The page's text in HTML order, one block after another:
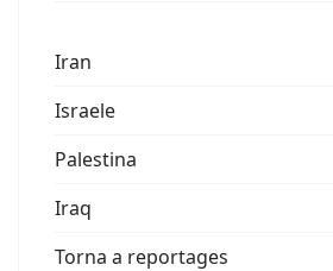
Iran
Israele
Palestina
Iraq
Torna a reportages